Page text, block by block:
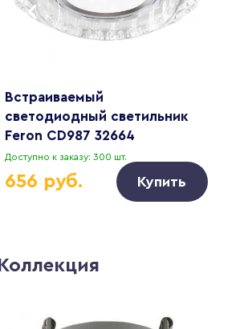
Встраиваемый
светодиодный светильник
Feron CD987 32664
Доступно к заказу: 300 шт.
656 руб. Купить
Коллекция